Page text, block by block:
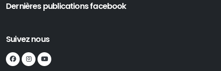
Dernières publications facebook
Suivez nous